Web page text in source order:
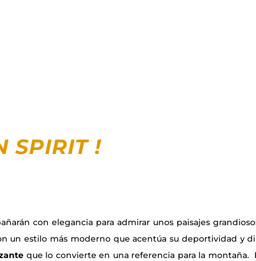
SPIRIT!
con elegancia para admirar unos paisajes
un estilo más moderno que acentúa su deportividad y
que lo convierte en una referencia para la